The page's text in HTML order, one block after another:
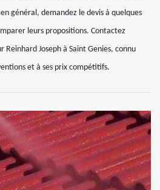
général, demandez le devis à quelques
leurs propositions. Contactez
Reinhard Joseph à Saint Genies, connu
et à ses prix compétitifs.